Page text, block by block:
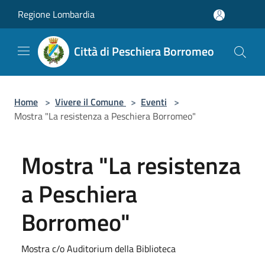
Regione Lombardia
Città di Peschiera Borromeo
Home > Vivere il Comune > Eventi >
Mostra "La resistenza a Peschiera Borromeo"
Mostra "La resistenza
a Peschiera
Borromeo"
Mostra c/o Auditorium della Biblioteca